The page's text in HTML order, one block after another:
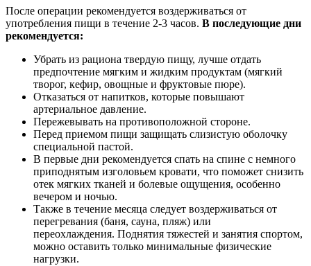
После операции рекомендуется воздерживаться от
употребления пищи в течение 2-3 часов. В последующие дни
рекомендуется:
Убрать из рациона твердую пищу, лучше отдать
предпочтение мягким и жидким продуктам (мягкий
творог, кефир, овощные и фруктовые пюре).
Отказаться от напитков, которые повышают
артериальное давление.
Пережевывать на противоположной стороне.
Перед приемом пищи защищать слизистую оболочку
специальной пастой.
В первые дни рекомендуется спать на спине с немного
приподнятым изголовьем кровати, что поможет снизить
отек мягких тканей и болевые ощущения, особенно
вечером и ночью.
Также в течение месяца следует воздерживаться от
перегревания (баня, сауна, пляж) или
переохлаждения. Поднятия тяжестей и занятия спортом,
можно оставить только минимальные физические
нагрузки.